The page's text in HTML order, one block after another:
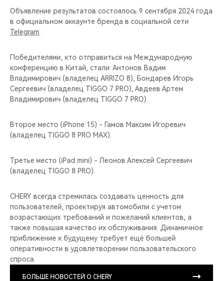
Объявление результатов состоялось 9 сентября 2024 года
в официальном аккаунте бренда в социальной сети
Telegram
Победителями, кто отправиться на Международную
конференцию в Китай, стали: Антонов Вадим
Владимирович (владелец ARRIZO 8), Бондарев Игорь
Сергеевич (владелец TIGGO 7 PRO), Авдеев Артем
Владимирович (владелец TIGGO 7 PRO).
Второе место (iPhone 15) - Гамов Максим Игоревич
(владелец TIGGO 8 PRO MAX).
Третье место (iPad mini) - Леонов Алексей Сергеевич
(владелец TIGGO 8 PRO).
CHERY всегда стремилась создавать ценность для
пользователей, проектируя автомобили с учетом
возрастающих требований и пожеланий клиентов, а
также повышая качество их обслуживания. Динамичное
приближение к будущему требует ещё большей
оперативности в удовлетворении пользовательского
спроса.
БОЛЬШЕ НОВОСТЕЙ О CHERY